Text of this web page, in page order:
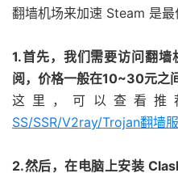
翻墙机场来加速 Steam 是最
1.首先，我们需要访问翻
阅，价格一般在10~30元之
这里，可以查看推
SS/SSR/V2ray/Trojan翻墙
2.然后，在电脑上安装